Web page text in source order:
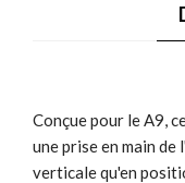
Conçue pour le A9,
une prise en main
verticale qu'en